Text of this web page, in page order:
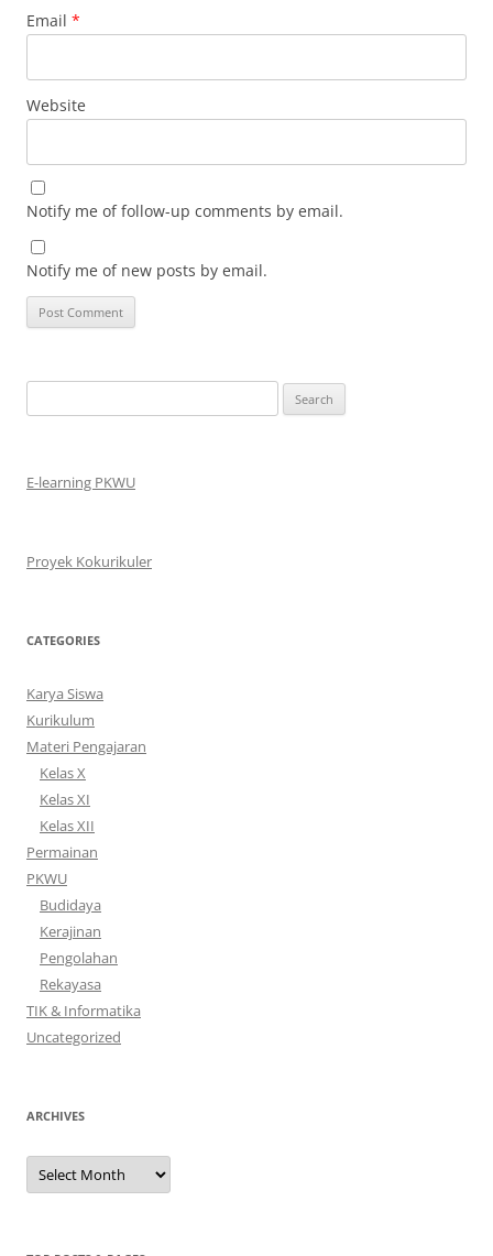
Email *
Website
Notify me of follow-up comments by email.
Notify me of new posts by email.
for:
E-learning PKWU
Proyek Kokurikuler
CATEGORIES
Karya Siswa
Kurikulum
Materi Pengajaran
Kelas X
Kelas XI
Kelas XII
Permainan
PKWU
Budidaya
Kerajinan
Pengolahan
Rekayasa
TIK & Informatika
Uncategorized
ARCHIVES
Archives